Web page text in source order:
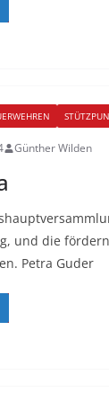
Günther Wilden
und die
Petra Guder